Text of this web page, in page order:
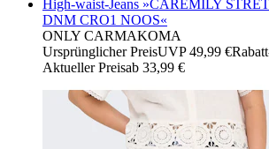
High-waist-Jeans »CAREMILY
DNM CRO1 NOOS«
ONLY CARMAKOMA
Ursprünglicher PreisUVP 49,99 €Rabatt
Aktueller Preisab 33,99 €